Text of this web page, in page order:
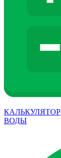
КАЛЬКУЛЯТОР
ВОДЫ